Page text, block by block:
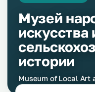
Музей
искусства
истории
Museum of Local